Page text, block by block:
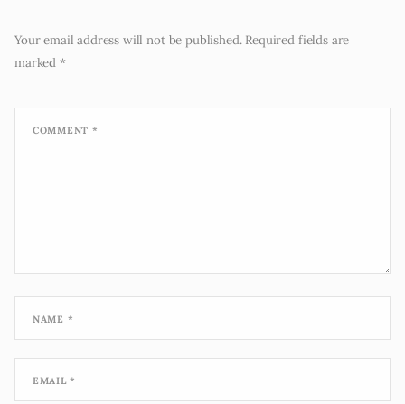
Your email address will not be published. Required fields are
marked *
COMMENT *
NAME *
EMAIL*